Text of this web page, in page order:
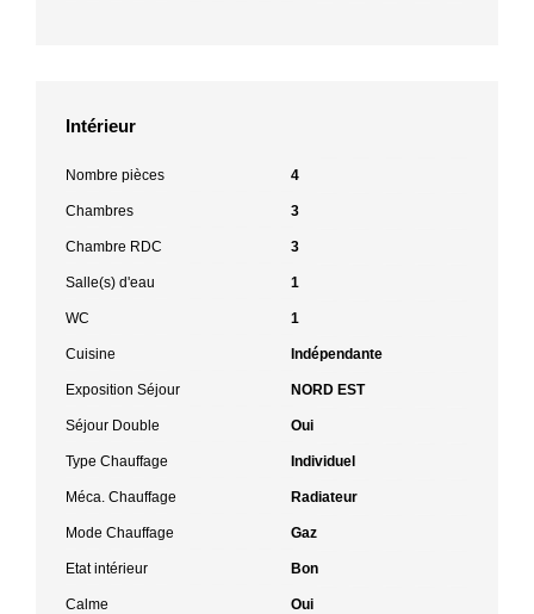
Intérieur
Nombre pièces 4
Chambres 3
Chambre RDC 3
Salle(s) d'eau 1
WC 1
Cuisine Indépendante
Exposition Séjour NORD EST
Séjour Double Oui
Type Chauffage Individuel
Méca. Chauffage Radiateur
Mode Chauffage Gaz
Etat intérieur Bon
Calme Oui